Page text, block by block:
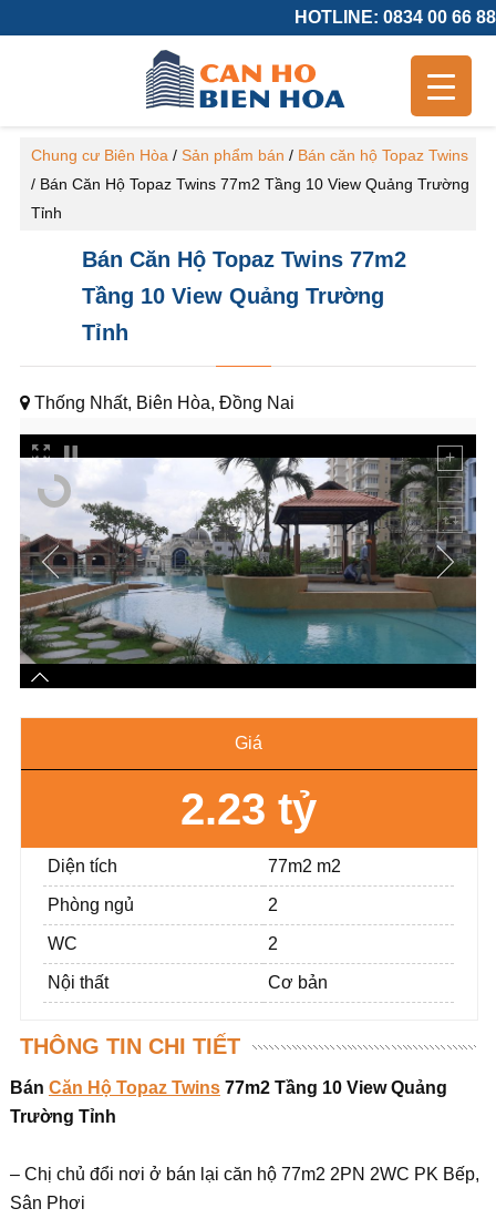
HOTLINE: 0834 00 66 88
Chung cư Biên Hòa / Sản phẩm bán / Bán căn hộ Topaz Twins
/ Bán Căn Hộ Topaz Twins 77m2 Tầng 10 View Quảng Trường
Tỉnh
Bán Căn Hộ Topaz Twins 77m2
Tầng 10 View Quảng Trường
Tỉnh
Thống Nhất, Biên Hòa, Đồng Nai
Giá
2.23 tỷ
Diện tích 77m2 m2
Phòng ngủ 2
WC 2
Nội thất Cơ bản
THÔNG TIN CHI TIẾT
Bán Căn Hộ Topaz Twins77m2 Tầng 10 View Quảng
Trường Tỉnh
– Chị chủ đổi nơi ở bán lại căn hộ 77m2 2PN 2WC PK Bếp,
Sân Phơi